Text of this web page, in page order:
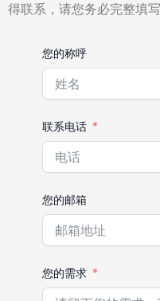
得联系，请您务必完整填
您的称呼
联系电话
您的邮箱
您的需求